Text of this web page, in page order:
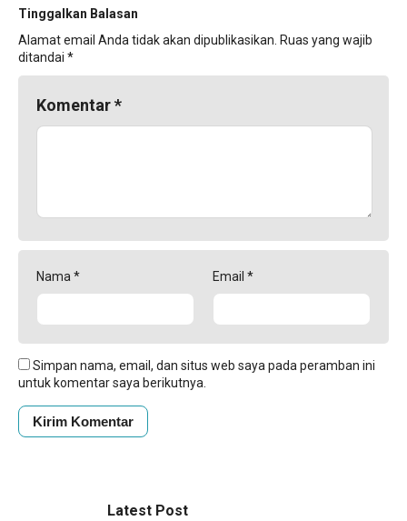
Tinggalkan Balasan
Alamat email Anda tidak akan dipublikasikan. Ruas yang wajib
ditandai *
Komentar*
Nama* Email *
Simpan nama, email, dan situs web saya pada peramban ini
untuk komentar saya berikutnya.
Latest Post